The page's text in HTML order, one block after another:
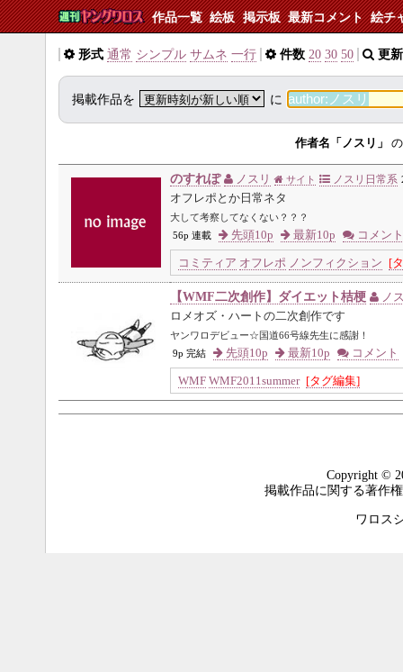
作品一覧 絵板 掲示板 最新コメント 絵チ
形式 通常 シンプル サムネ 一行 件数 20 30 50 更
掲載作品を に
作者名「ノスリ」
のすれぽ ノスリ サイト ノスリ日常系
オフレポとか日常ネタ
大して考察してなくない？？？
56p 連載
先頭10p 最新10p コメント
コミティア オフレポ ノンフィクション [
【WMF二次創作】ダイエット桔梗
ノ
ロメオズ・ハートの二次創作です
ヤンワロデビュー☆国道66号線先生に感謝！
9p 完結
先頭10p 最新10p コメント
WMF WMF2011summer [タグ編集]
Copyright ©
掲載作品に関する著作
ワロス